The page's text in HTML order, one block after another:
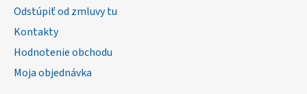
Odstúpiť od zmluvy tu
Kontakty
Hodnotenie obchodu
Moja objednávka